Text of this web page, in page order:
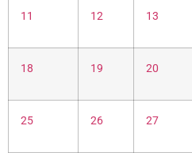
11 12 13
18 19 20
25 26 27